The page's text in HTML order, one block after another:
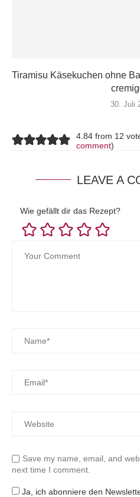
Tiramisu Käsekuchen ohne
30. Juli
4.84 from 12
comment)
LEAVE A
Wie gefällt dir das Rezept?
Save my name, email, and
next time I comment.
Ja, ich abonniere den